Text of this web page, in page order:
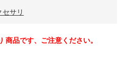
サリ
商品です、ご注意ください。